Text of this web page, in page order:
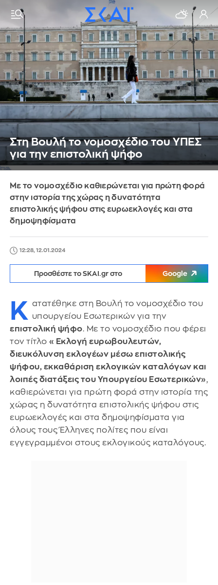
Στη Βουλή το νομοσχέδιο του ΥΠΕΣ
για την επιστολική ψήφο
Με το νομοσχέδιο καθιερώνεται για πρώτη φορά
στην ιστορία της χώρας η δυνατότητα
επιστολικής ψήφου στις ευρωεκλογές και στα
δημοψηφίσματα
12:28, 12.01.2024
Προσθέστε το SKAI.gr στο Google
Κ ατατέθηκε στη Βουλή το νομοσχέδιο του
υπουργείου Εσωτερικών για την
επιστολική ψήφο. Με το νομοσχέδιο που φέρει
τον τίτλο «Εκλογή ευρωβουλευτών,
διευκόλυνση εκλογέων μέσω επιστολικής
ψήφου, εκκαθάριση εκλογικών καταλόγων και
λοιπές διατάξεις του Υπουργείου Εσωτερικών»,
καθιερώνεται για πρώτη φορά στην ιστορία της
χώρας η δυνατότητα επιστολικής ψήφου στις
ευρωεκλογές και στα δημοψηφίσματα για
όλους τους Έλληνες πολίτες που είναι
εγγεγραμμένοι στους εκλογικούς καταλόγους.